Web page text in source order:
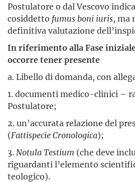
Postulatore o dal Vescovo
cosiddetto fumus boni iuris, ma
definitiva valutazione
In riferimento alla Fase
occorre tener presente
a. Libello di domanda, con
1. documenti medico-clinici –
Postulatore;
2. un'accurata relazione del
(Fattispecie Cronologica);
3. Notula Testium (che deve
riguardanti l’elemento
teologico).